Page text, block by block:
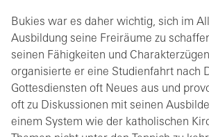
Bukies war es daher wichtig, sich im
Ausbildung seine Freiräume zu
seinen Fähigkeiten und
organisierte er eine Studienfahrt nach
Gottesdiensten oft Neues aus und
oft zu Diskussionen mit seinen
einem System wie der katholischen